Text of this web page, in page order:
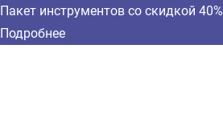
Пакет инструментов со скидкой 40%
Подробнее